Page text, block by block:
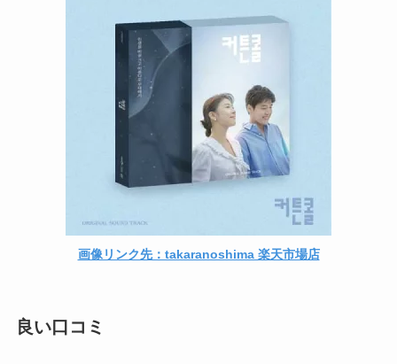
画像リンク先：takaranoshima 楽天市場店
良い口コミ